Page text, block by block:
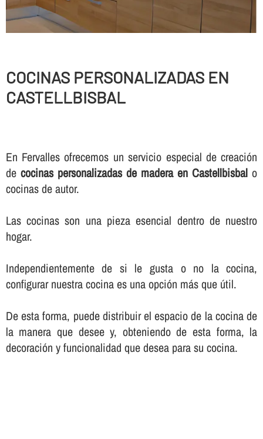
COCINAS PERSONALIZADAS EN
CASTELLBISBAL
En Fervalles ofrecemos un servicio especial de creación
de cocinas personalizadas de madera en Castellbisbal o
cocinas de autor.
Las cocinas son una pieza esencial dentro de nuestro
hogar.
Independientemente de si le gusta o no la cocina,
configurar nuestra cocina es una opción más que útil.
De esta forma, puede distribuir el espacio de la cocina de
la manera que desee y, obteniendo de esta forma, la
decoración y funcionalidad que desea para su cocina.